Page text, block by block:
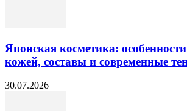
Японская косметика: особенности
кожей, составы и современные
30.07.2026